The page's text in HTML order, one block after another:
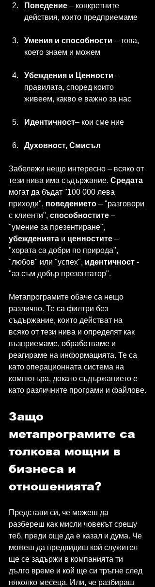
Поведение – конкретните
действия, които предприемаме
Умения и способности – това,
което знаем и можем
Убеждения и Ценности –
правилата, според които
живеем, какво е важно за нас
Идентичност– кои сме ние
Духовност, Смисъл
Забележи нещо интересно – всяко от
тези нива има съдържание. Средата
могат да бъдат "100 000 лева
приходи", поведението – "разговори
с клиенти", способностите –
"умение за презентиране",
убежденията и ценностите –
"хората са добри по природа",
"любов" или "успех", идентичност -
"аз съм добър презентатор".
Метапрограмите обаче са нещо
различно. Те са филтри без
съдържание, които действат на
всяко от тези нива и определят как
възприемаме, обработваме и
реагираме на информацията. Те са
като операционната система на
компютъра, докато съдържанието е
като различните програми и файлове.
Защо
метапрограмите са
толкова мощни в
бизнеса и
отношенията?
Представи си, че можеш да
разбереш как мисли човекът срещу
теб, преди още да е казал и дума. Че
можеш да предвидиш кой служител
ще се задържи в компанията ти
дълго време и кой ще си тръгне след
няколко месеца. Или, че разбираш